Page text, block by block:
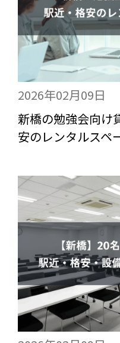
2026年02月09日
新橋の勉強会向け
安のレンタルスペ